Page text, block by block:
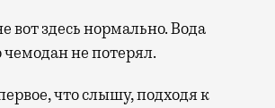
здесь нормально. Вода
не потерял.
что слышу, подходя к